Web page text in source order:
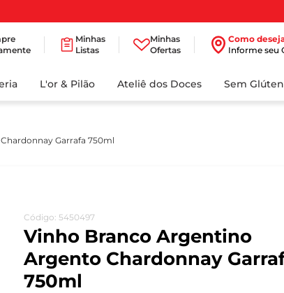
Minhas
Listas
Minhas
Ofertas
Como
Informe seu
L'or & Pilão Ateliê dos Doces Sem Glúten
Garrafa 750ml
Código: 5450497
Vinho Branco Argentino
Argento Chardonnay
750ml